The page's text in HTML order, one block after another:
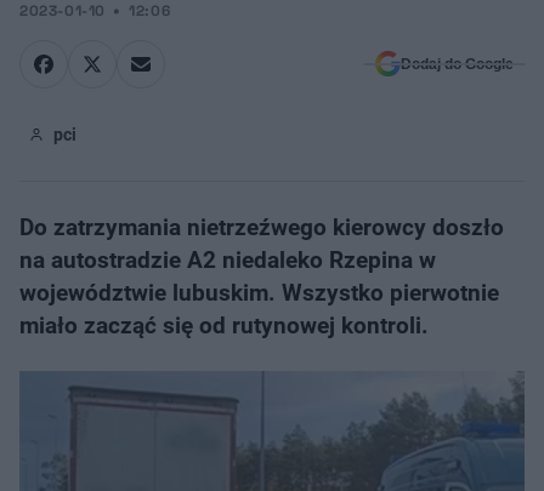
2023-01-10 12:06
Dodaj do Google
pci
Do zatrzymania nietrzeźwego kierowcy doszło
na autostradzie A2 niedaleko Rzepina w
województwie lubuskim. Wszystko pierwotnie
miało zacząć się od rutynowej kontroli.